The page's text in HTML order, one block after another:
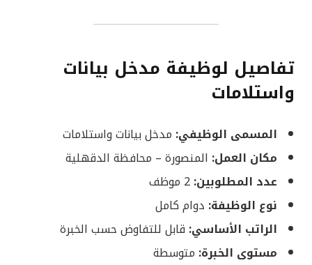
تفاصيل لوظيفة مدخل بيانات
واستلامات
المسمى الوظيفي: مدخل بيانات واستلامات
مكان العمل: المنصورة – محافظة الدقهلية
عدد المطلوبين:
نوع الوظيفة: دوام كامل
الراتب الأساسي: قابل للتفاوض حسب الخبرة
مستوى الخبرة: متوسطة